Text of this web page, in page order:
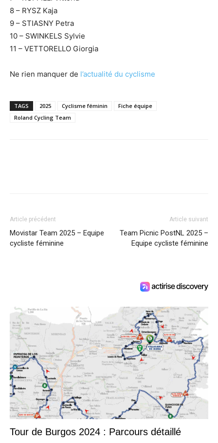
8 – RYSZ Kaja
9 – STIASNY Petra
10 – SWINKELS Sylvie
11 – VETTORELLO Giorgia
Ne rien manquer de l’actualité du cyclisme
TAGS 2025 Cyclisme féminin
Fiche équipe
Roland Cycling Team
Article précédent
Movistar Team 2025 – Equipe
cycliste féminine
Article suivant
Team Picnic PostNL 2025 –
Equipe cycliste féminine
Tour de Burgos 2024 : Parcours détaillé